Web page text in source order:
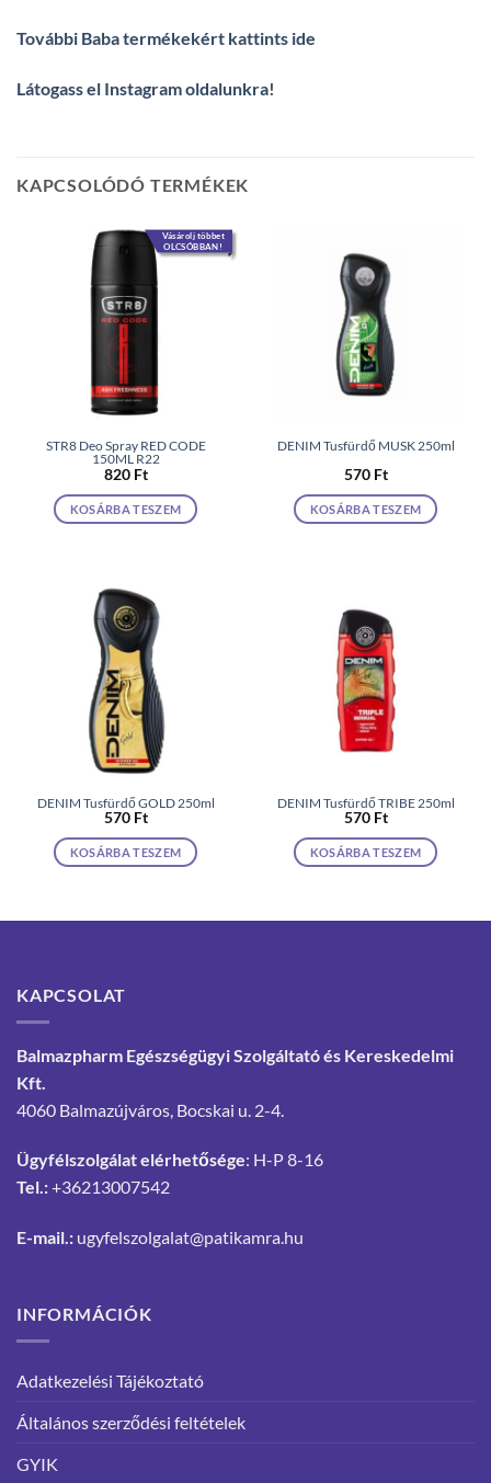
További Baba termékekért kattints ide
Látogass el Instagram oldalunkra!
KAPCSOLÓDÓ TERMÉKEK
Vásárolj többet
OLCSÓBBAN!
STR8 Deo Spray RED CODE
150ML R22
820 Ft
KOSÁRBA TESZEM
DENIM Tusfürdő MUSK 250ml
570 Ft
KOSÁRBA TESZEM
DENIM Tusfürdő GOLD 250ml
570 Ft
KOSÁRBA TESZEM
DENIM Tusfürdő TRIBE 250ml
570 Ft
KOSÁRBA TESZEM
KAPCSOLAT
Balmazpharm Egészségügyi Szolgáltató és Kereskedelmi
Kft.
4060 Balmazújváros, Bocskai u. 2-4.
Ügyfélszolgálat elérhetősége: H-P 8-16
Tel.:+36213007542
E-mail.: ugyfelszolgalat@patikamra.hu
INFORMÁCIÓK
Adatkezelési Tájékoztató
Általános szerződési feltételek
GYIK